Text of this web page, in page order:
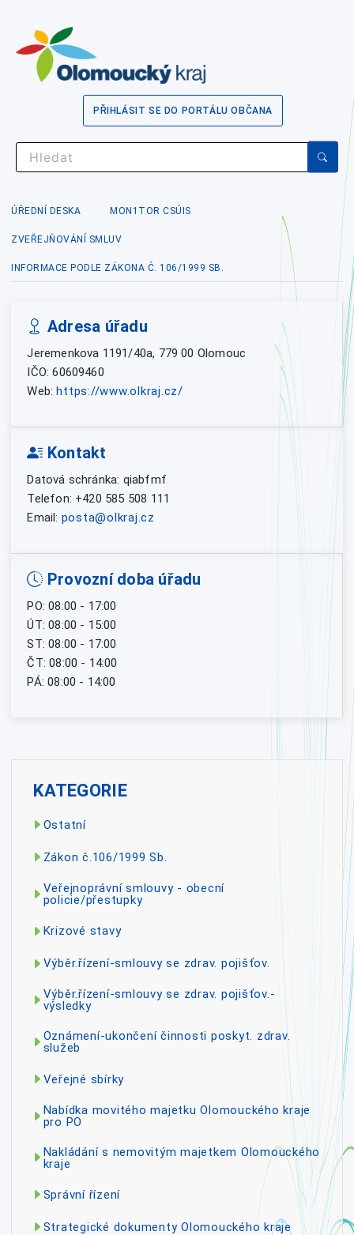
PŘIHLÁSIT SE DO PORTÁLU OBČANA
ÚŘEDNÍ DESKA MON1TOR CSÚIS
ZVEŘEJŇOVÁNÍ SMLUV
INFORMACE PODLE ZÁKONA Č. 106/1999 SB.
Adresa úřadu
Jeremenkova 1191/40a, 779 00 Olomouc
IČO: 60609460
Web: https://www.olkraj.cz/
Kontakt
Datová schránka: qiabfmf
Telefon: +420 585 508 111
Email: posta@olkraj.cz
Provozní doba úřadu
PO: 08:00 - 17:00
ÚT: 08:00 - 15:00
ST: 08:00 - 17:00
ČT: 08:00 - 14:00
PÁ: 08:00 - 14:00
KATEGORIE
Ostatní
Zákon č.106/1999 Sb.
Veřejnoprávní smlouvy - obecní
policie/přestupky
Krizové stavy
Výběr.řízení-smlouvy se zdrav. pojišťov.
Výběr.řízení-smlouvy se zdrav. pojišťov.-
výsledky
Oznámení-ukončení činnosti poskyt. zdrav.
služeb
Veřejné sbírky
Nabídka movitého majetku Olomouckého kraje
pro PO
Nakládání s nemovitým majetkem Olomouckého
kraje
Správní řízení
Strategické dokumenty Olomouckého kraje